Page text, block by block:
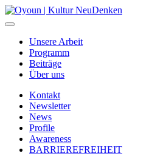
Unsere Arbeit
Programm
Beiträge
Über uns
Kontakt
Newsletter
News
Profile
Awareness
BARRIEREFREIHEIT